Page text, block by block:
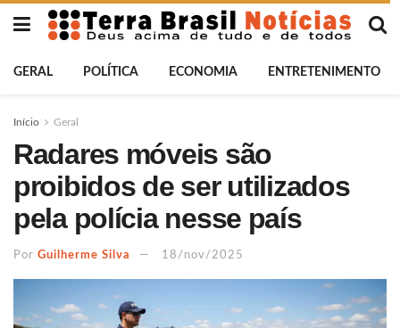
GERAL POLÍTICA ECONOMIA ENTRETENIMENTO
Início Geral
Radares móveis são
proibidos de ser utilizados
pela polícia nesse país
Por Guilherme Silva 18/nov/2025